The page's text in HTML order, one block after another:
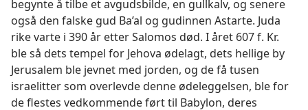
begynte å tilbe et avgudsbilde, en gullkalv, og senere
også den falske gud Ba’al og gudinnen Astarte. Juda
rike varte i 390 år etter Salomos død. I året 607 f. Kr.
ble så dets tempel for Jehova ødelagt, dets hellige by
Jerusalem ble jevnet med jorden, og de få tusen
israelitter som overlevde denne ødeleggelsen, ble for
de flestes vedkommende ført til Babylon, deres